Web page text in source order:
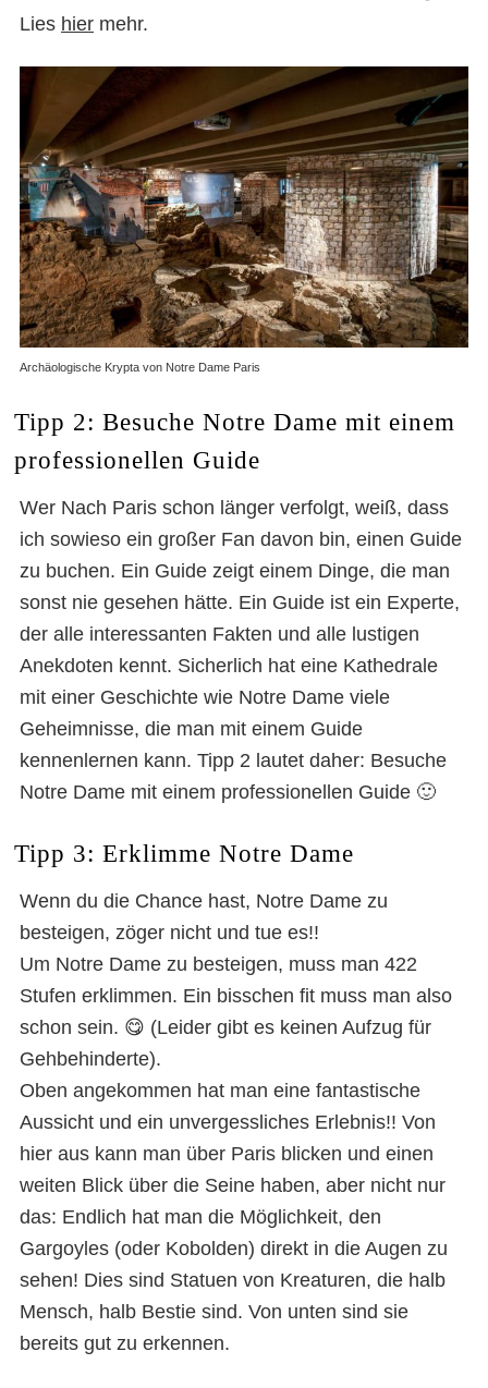
Notre Dame
Lies hier mehr.
Archäologische Krypta von Notre Dame Paris
Tipp 2: Besuche Notre Dame mit einem
professionellen Guide
Wer Nach Paris schon länger verfolgt, weiß, dass
ich sowieso ein großer Fan davon bin, einen Guide
zu buchen. Ein Guide zeigt einem Dinge, die man
sonst nie gesehen hätte. Ein Guide ist ein Experte,
der alle interessanten Fakten und alle lustigen
Anekdoten kennt. Sicherlich hat eine Kathedrale
mit einer Geschichte wie Notre Dame viele
Geheimnisse, die man mit einem Guide
kennenlernen kann. Tipp 2 lautet daher: Besuche
Notre Dame mit einem professionellen Guide 🙂
Tipp 3: Erklimme Notre Dame
Wenn du die Chance hast, Notre Dame zu
besteigen, zöger nicht und tue es!!
Um Notre Dame zu besteigen, muss man 422
Stufen erklimmen. Ein bisschen fit muss man also
schon sein. 😋 (Leider gibt es keinen Aufzug für
Gehbehinderte).
Oben angekommen hat man eine fantastische
Aussicht und ein unvergessliches Erlebnis!! Von
hier aus kann man über Paris blicken und einen
weiten Blick über die Seine haben, aber nicht nur
das: Endlich hat man die Möglichkeit, den
Gargoyles (oder Kobolden) direkt in die Augen zu
sehen! Dies sind Statuen von Kreaturen, die halb
Mensch, halb Bestie sind. Von unten sind sie
bereits gut zu erkennen.